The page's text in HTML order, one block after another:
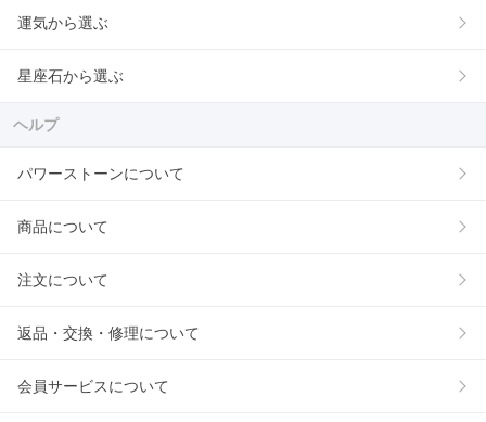
運気から選ぶ
星座石から選ぶ
ヘルプ
パワーストーンについて
商品について
注文について
返品・交換・修理について
会員サービスについて